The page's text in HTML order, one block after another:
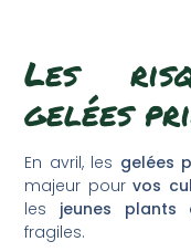
Les
gelées
En avril, les gelées
majeur pourvos
les jeunes plants
fragiles.